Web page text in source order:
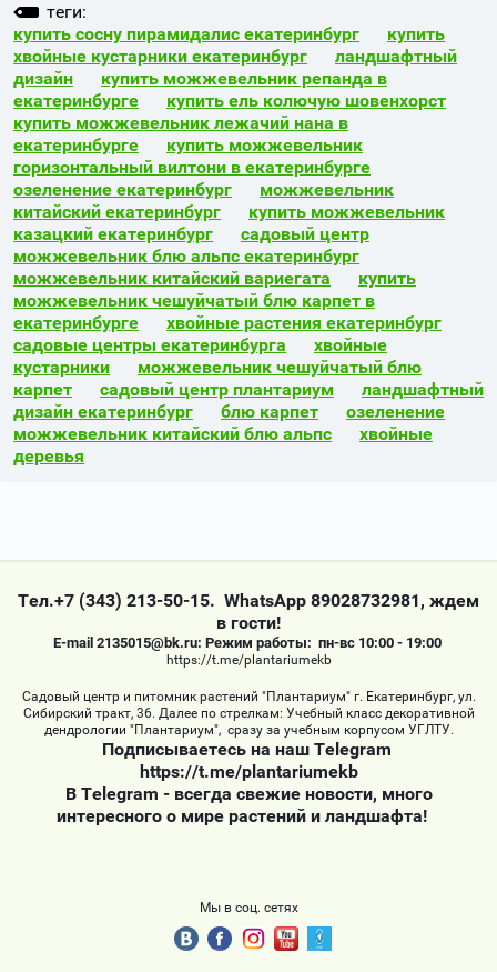
теги:
купить сосну пирамидалис екатеринбург
купить
хвойные кустарники екатеринбург
ландшафтный
дизайн
купить можжевельник репанда в
екатеринбурге
купить ель колючую шовенхорст
купить можжевельник лежачий нана в
екатеринбурге
купить можжевельник
горизонтальный вилтони в екатеринбурге
озеленение екатеринбург
можжевельник
китайский екатеринбург
купить можжевельник
казацкий екатеринбург
садовый центр
можжевельник блю альпс екатеринбург
можжевельник китайский вариегата
купить
можжевельник чешуйчатый блю карпет в
екатеринбурге
хвойные растения екатеринбург
садовые центры екатеринбурга
хвойные
кустарники
можжевельник чешуйчатый блю
карпет
садовый центр плантариум
ландшафтный
дизайн екатеринбург
блю карпет
озеленение
можжевельник китайский блю альпс
хвойные
деревья
Тел.+7 (343) 213-50-15. WhatsApp 89028732981, ждем
в гости!
Е-mail 2135015@bk.ru: Режим работы: пн-вс 10:00 - 19:00
https://t.me/plantariumekb
Садовый центр и питомник растений "Плантариум" г. Екатеринбург, ул.
Сибирский тракт, 36. Далее по стрелкам: Учебный класс декоративной
дендрологии "Плантариум", сразу за учебным корпусом УГЛТУ.
Подписываетесь на наш Telegram
https://t.me/plantariumekb
В Telegram - всегда свежие новости, много
интересного о мире растений и ландшафта!
Мы в соц. сетях